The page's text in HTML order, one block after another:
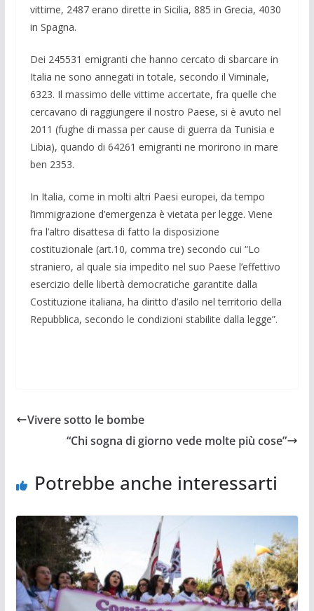
vittime, 2487 erano dirette in Sicilia, 885 in Grecia, 4030
in Spagna.
Dei 245531 emigranti che hanno cercato di sbarcare in
Italia ne sono annegati in tota­le, secondo il Viminale,
6323. Il massimo delle vittime accertate, fra quelle che
cerca­vano di raggiungere il nostro Paese, si è avu­to nel
2011 (fughe di massa per cause di guerra da Tunisia e
Libia), quando di 64261 emi­granti ne morirono in mare
ben 2353.
In Italia, come in molti altri Paesi europei, da tempo
l’immigrazione d’emergenza è vie­tata per legge. Viene
fra l’altro disat­tesa di fatto la disposizione
costituzionale (art.10, comma tre) secondo cui “Lo
straniero, al quale sia impedito nel suo Paese l’effettivo
esercizio delle libertà democratiche garanti­te dalla
Costituzione italiana, ha diritto d’asilo nel territorio della
Repubblica, se­condo le condizioni stabilite dalla legge”.
Vivere sotto le bombe
“Chi sogna di giorno vede molte più cose”
Potrebbe anche interessarti